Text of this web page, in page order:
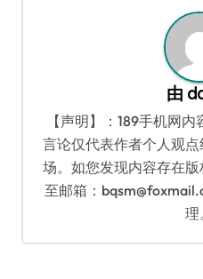
由
【声明】：189手机网
言论仅代表作者个人观
场。如您发现内容存在
至邮箱：
理